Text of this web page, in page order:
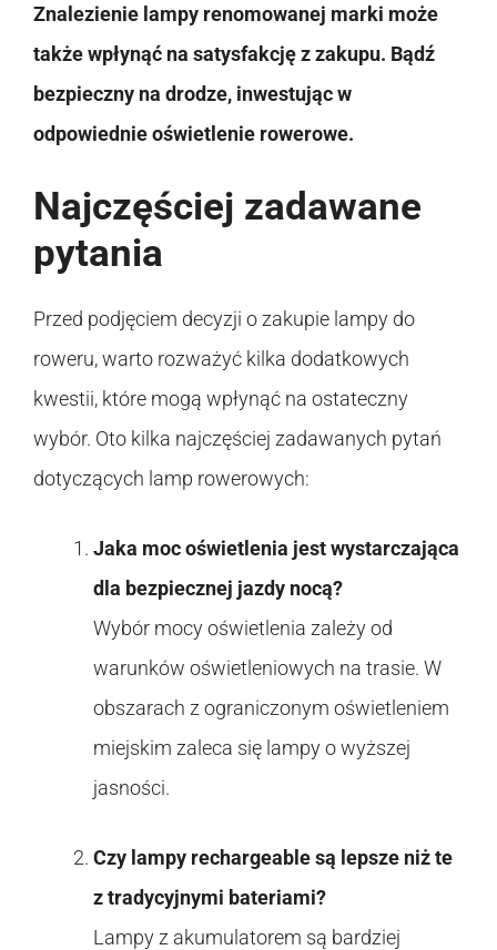
Znalezienie lampy renomowanej marki może
także wpłynąć na satysfakcję z zakupu. Bądź
bezpieczny na drodze, inwestując w
odpowiednie oświetlenie rowerowe.
Najczęściej zadawane
pytania
Przed podjęciem decyzji o zakupie lampy do
roweru, warto rozważyć kilka dodatkowych
kwestii, które mogą wpłynąć na ostateczny
wybór. Oto kilka najczęściej zadawanych pytań
dotyczących lamp rowerowych:
Jaka moc oświetlenia jest wystarczająca
dla bezpiecznej jazdy nocą?
Wybór mocy oświetlenia zależy od
warunków oświetleniowych na trasie. W
obszarach z ograniczonym oświetleniem
miejskim zaleca się lampy o wyższej
jasności.
Czy lampy rechargeable są lepsze niż te
z tradycyjnymi bateriami?
Lampy z akumulatorem są bardziej